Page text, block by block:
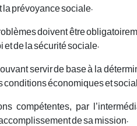
la prévoyance sociale.
doivent être
et de la sécurité sociale.
servir de base à la
conditions économiques et
compétentes, par
de sa mission.